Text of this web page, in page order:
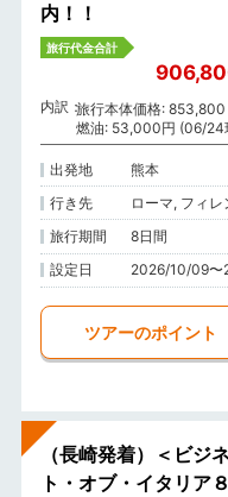
内！！
旅行代金合計
内訳 旅行本体価格:
燃油: 53,000円 (06/24
出発地
熊本
行き先
ローマ, フィ
旅行期間
8日間
設定日
2026/10/09
ツアーのポイント
（長崎発着）＜ビジ
ト・オブ・イタリ